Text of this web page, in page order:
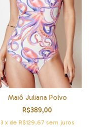
Maiô Juliana Polvo
R$389,00
3 x de R$129,67 sem juros